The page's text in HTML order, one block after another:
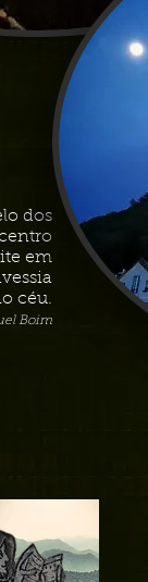
dos
em
céu.
Boim